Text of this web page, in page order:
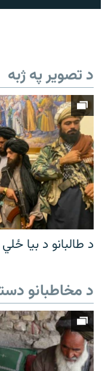
د تصویر په ژبه
د طالبانو د بیا
د مخاطبانو